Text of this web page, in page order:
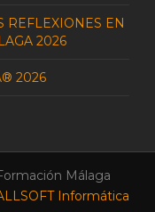
REFLEXIONES EN
2026
2026
Málaga
Informática